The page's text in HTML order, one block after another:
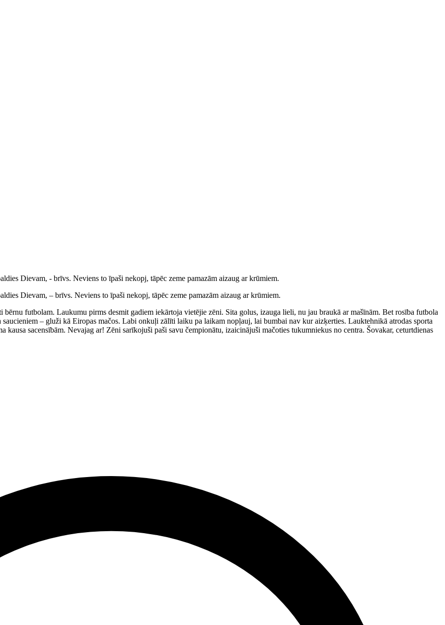
Dievam, - brīvs. Neviens to īpaši nekopj, tāpēc zeme pamazām aizaug ar krūmiem.
Dievam, – brīvs. Neviens to īpaši nekopj, tāpēc zeme pamazām aizaug ar krūmiem.
futbolam. Laukumu pirms desmit gadiem iekārtoja vietējie zēni. Sita golus, izauga lieli, nu jau braukā ar mašīnām. Bet rosība futbola
– gluži kā Eiropas mačos. Labi onkuļi zālīti laiku pa laikam nopļauj, lai bumbai nav kur aizķerties. Lauktehnikā atrodas sporta
kausa sacensībām. Nevajag ar! Zēni sarīkojuši paši savu čempionātu, izaicinājuši mačoties tukumniekus no centra. Šovakar, ceturtdienas